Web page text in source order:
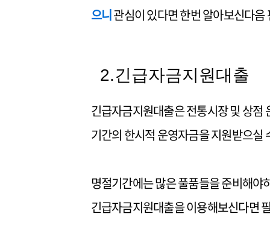
으니관심이 있다면 한번 알아보신다
2.긴급자금지원대출
긴급자금지원대출은 전통시장 및 상
기간의 한시적 운영자금을 지원받으실
명절기간에는 많은 풀품들을 준비해야
긴급자금지원대출을 이용해보신다면